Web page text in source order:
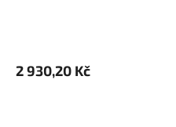
2 930,20 Kč